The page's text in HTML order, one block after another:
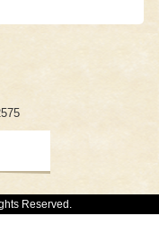
Reserved.